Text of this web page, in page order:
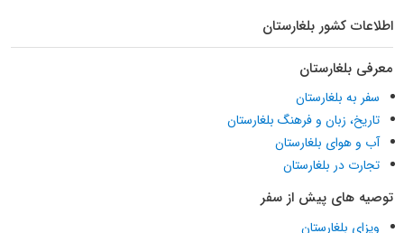
اطلاعات کشور بلغارستان
معرفی بلغارستان
سفر به بلغارستان
تاریخ، زبان و فرهنگ بلغارستان
آب و هوای بلغارستان
تجارت در بلغارستان
توصیه های پیش از سفر
ویزای بلغارستان